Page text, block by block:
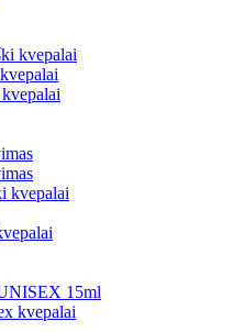
kvepalai
kvepalai
15ml
kvepalai